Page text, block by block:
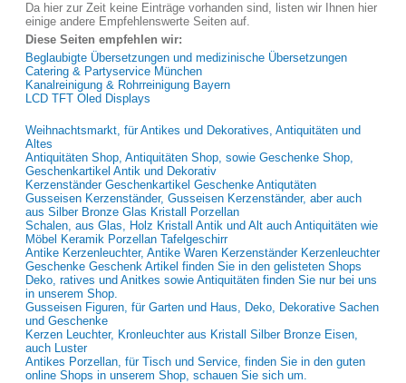
Da hier zur Zeit keine Einträge vorhanden sind, listen wir Ihnen hier
einige andere Empfehlenswerte Seiten auf.
Diese Seiten empfehlen wir:
Beglaubigte Übersetzungen und medizinische Übersetzungen
Catering & Partyservice München
Kanalreinigung & Rohrreinigung Bayern
LCD TFT Oled Displays
Weihnachtsmarkt, für Antikes und Dekoratives, Antiquitäten und
Altes
Antiquitäten Shop, Antiquitäten Shop, sowie Geschenke Shop,
Geschenkartikel Antik und Dekorativ
Kerzenständer Geschenkartikel Geschenke Antiqutäten
Gusseisen Kerzenständer, Gusseisen Kerzenständer, aber auch
aus Silber Bronze Glas Kristall Porzellan
Schalen, aus Glas, Holz Kristall Antik und Alt auch Antiquitäten wie
Möbel Keramik Porzellan Tafelgeschirr
Antike Kerzenleuchter, Antike Waren Kerzenständer Kerzenleuchter
Geschenke Geschenk Artikel finden Sie in den gelisteten Shops
Deko, ratives und Anitkes sowie Antiquitäten finden Sie nur bei uns
in unserem Shop.
Gusseisen Figuren, für Garten und Haus, Deko, Dekorative Sachen
und Geschenke
Kerzen Leuchter, Kronleuchter aus Kristall Silber Bronze Eisen,
auch Luster
Antikes Porzellan, für Tisch und Service, finden Sie in den guten
online Shops in unserem Shop, schauen Sie sich um.